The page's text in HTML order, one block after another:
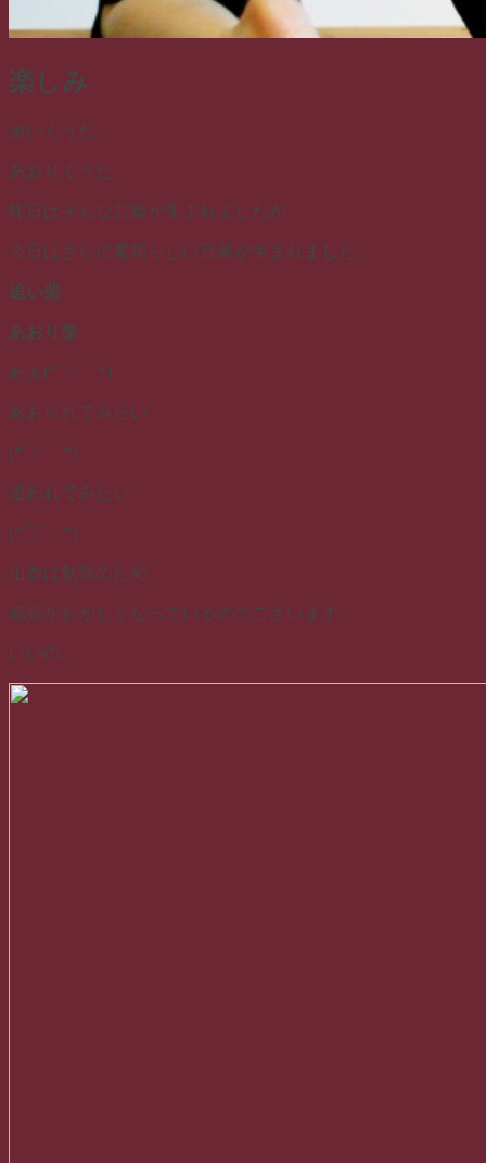
楽しみ
追いくうた。
あおりくうた。
昨日はそんな言葉が生まれましたが
今日はさらに素晴らしい言葉が生まれました。
追い柴
あおり柴
あぁ(*´▽｀*)
あおられてみたい
(*´▽｀*)
追われてみたい
(*´▽｀*)
山本は勉強のため
感覚がおかしくなっているのでございます。
いいの。